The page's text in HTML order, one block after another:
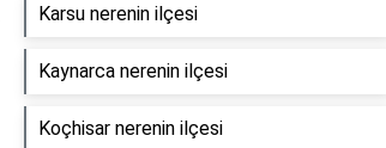
Karsu nerenin ilçesi
Kaynarca nerenin ilçesi
Koçhisar nerenin ilçesi